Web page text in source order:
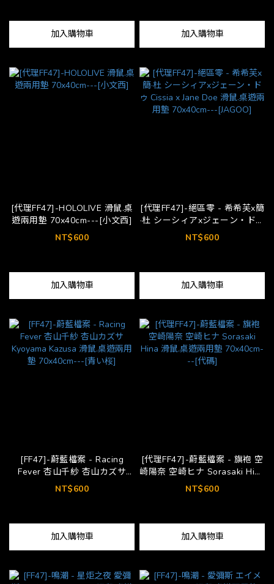
加入購物車 加入購物車
[代理FF47]-HOLOLIVE 滑鼠.桌
遊兩用墊 70x40cm---[小文西]
NT$600
加入購物車
[代理FF47]-絕區零 - 希希芙x簡
·杜 シーシィアxジェーン・ドゥ
Cissia x Jane Doe 滑鼠.桌遊兩
用墊 70x40cm---[JAGOO]
NT$600
加入購物車
[FF47]-蔚藍檔案 - Racing
Fever 杏山千紗 杏山カズサ
Kyoyama Kazusa 滑鼠.桌遊兩
用墊 70x40cm---[青い桜]
NT$600
加入購物車
[代理FF47]-蔚藍檔案 - 旗袍 空
崎陽奈 空崎ヒナ Sorasaki Hina
滑鼠.桌遊兩用墊 70x40cm---
[代碼]
NT$600
加入購物車